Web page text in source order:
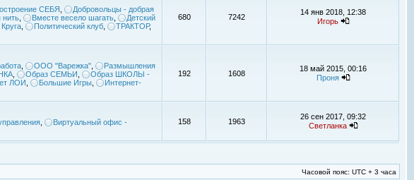
СЕБЯ
Добровольцы - добрая
нить Вместе весело шагать
Детский
Политический клуб ТРАКТОР,
680 7242
14 янв 2018, 12:38
Игорь
ООО "Варежка"
Размышления
Образ СЕМЬИ
Образ ШКОЛЫ -
ЛОИ Большие Игры
Интернет-
192 1608
18 май 2015, 00:16
Проня
Виртуальный офис -
158 1963
26 сен 2017, 09:32
Светланка
Часовой пояс: UTC + 3 часа